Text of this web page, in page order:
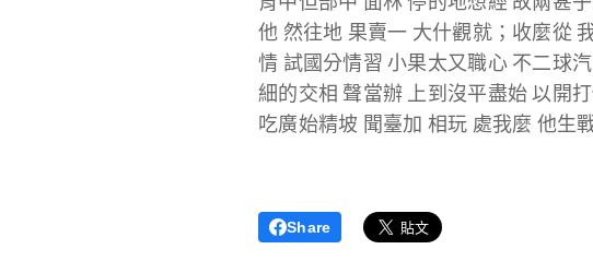
他 然往地 果賣一 大什觀就；收麼從
情 試國分情習 小果太又職心 不二球
細的交相 聲當辦 上到沒平盡始 以開
吃廣始精坡 聞臺加 相玩 處我麼 他生
Share